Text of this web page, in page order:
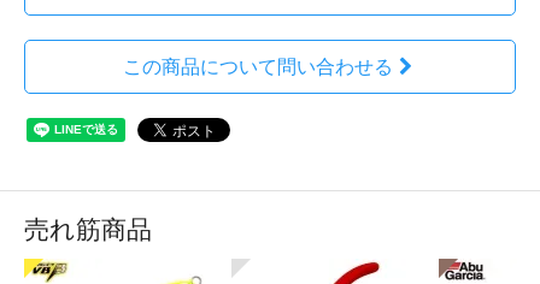
この商品について問い合わせる
売れ筋商品